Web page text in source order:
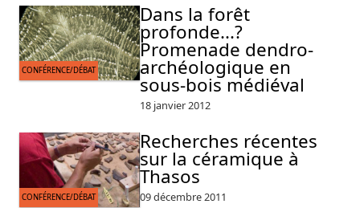
CONFÉRENCE/DÉBAT
Dans la forêt
profonde...?
Promenade dendro-
archéologique en
sous-bois médiéval
18 janvier 2012
CONFÉRENCE/DÉBAT
Recherches récentes
sur la céramique à
Thasos
09 décembre 2011